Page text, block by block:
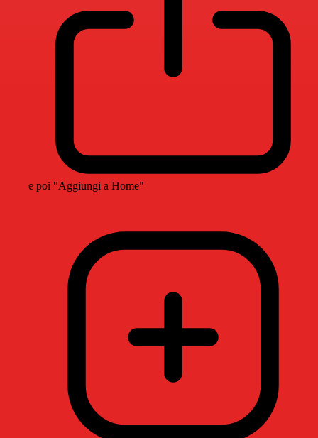
e poi "Aggiungi a Home"